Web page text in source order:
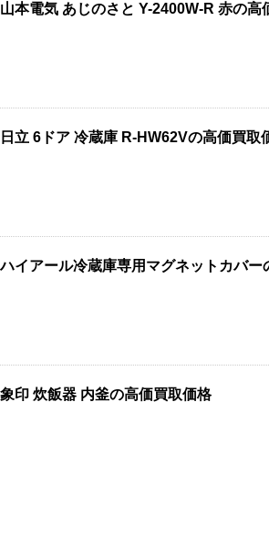
山本電気 あじのさと Y-2400W-R 赤の高
日立 6ドア 冷蔵庫 R-HW62Vの高価買取
ハイアール冷蔵庫専用マグネットカバー
象印 炊飯器 内釜の高価買取価格